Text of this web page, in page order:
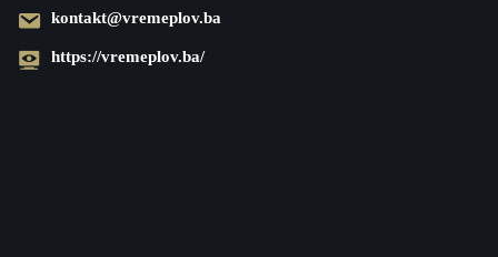
kontakt@vremeplov.ba
https://vremeplov.ba/